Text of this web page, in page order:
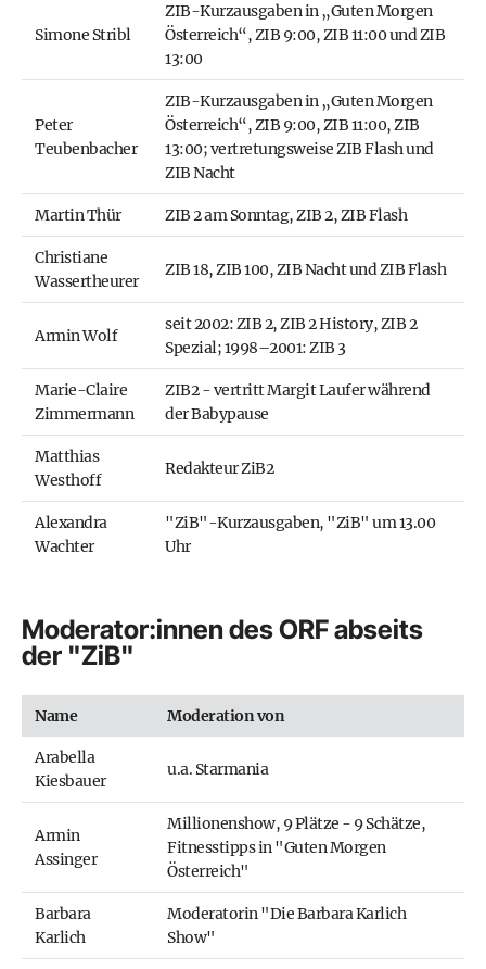
Simone Stribl
ZIB-Kurzausgaben in „Guten Morgen
Österreich“, ZIB 9:00, ZIB 11:00 und ZIB
13:00
Peter
Teubenbacher
ZIB-Kurzausgaben in „Guten Morgen
Österreich“, ZIB 9:00, ZIB 11:00, ZIB
13:00; vertretungsweise ZIB Flash und
ZIB Nacht
Martin Thür ZIB 2 am Sonntag, ZIB 2, ZIB Flash
Christiane
Wassertheurer
ZIB 18, ZIB 100, ZIB Nacht und ZIB Flash
Armin Wolf
seit 2002: ZIB 2, ZIB 2 History, ZIB 2
Spezial; 1998–2001: ZIB 3
Marie-Claire
Zimmermann
ZIB2 - vertritt Margit Laufer während
der Babypause
Matthias
Westhoff
Redakteur ZiB2
Alexandra
Wachter
"ZiB"-Kurzausgaben, "ZiB" um 13.00
Uhr
Moderator:innen des ORF abseits
der "ZiB"
Name Moderation von
Arabella
Kiesbauer
u.a. Starmania
Armin
Assinger
Millionenshow, 9 Plätze - 9 Schätze,
Fitnesstipps in "Guten Morgen
Österreich"
Barbara
Karlich
Moderatorin "Die Barbara Karlich
Show"